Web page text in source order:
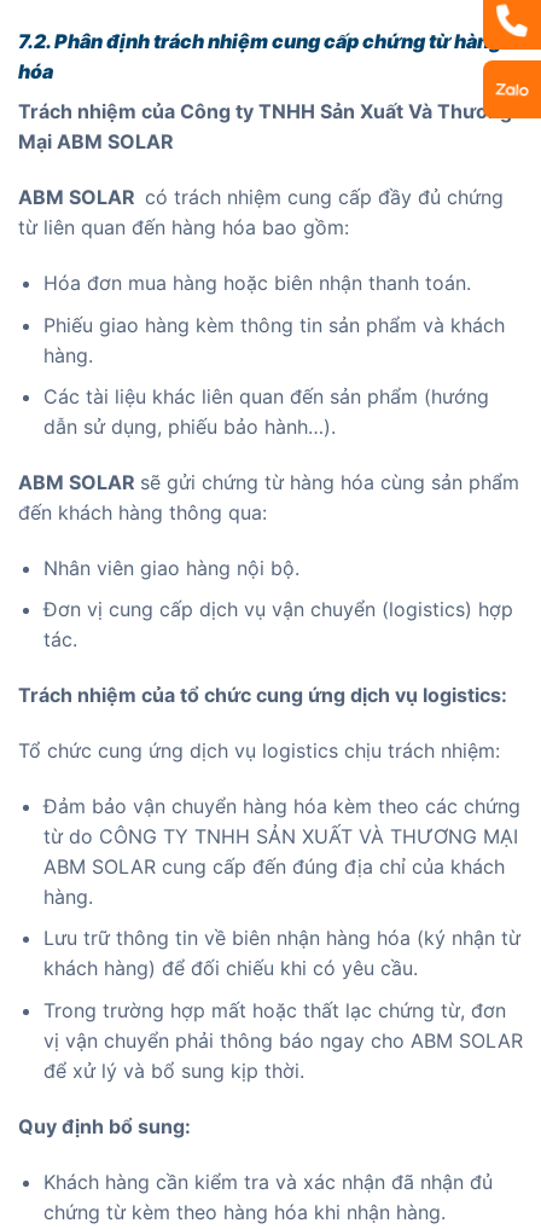
7.2. Phân định trách nhiệm cung cấp chứng từ hàng
hóa
Trách nhiệm của Công ty TNHH Sản Xuất Và Thương
Mại ABM SOLAR
ABM SOLAR có trách nhiệm cung cấp đầy đủ chứng
từ liên quan đến hàng hóa bao gồm:
Hóa đơn mua hàng hoặc biên nhận thanh toán.
Phiếu giao hàng kèm thông tin sản phẩm và khách
hàng.
Các tài liệu khác liên quan đến sản phẩm (hướng
dẫn sử dụng, phiếu bảo hành…).
ABM SOLAR sẽ gửi chứng từ hàng hóa cùng sản phẩm
đến khách hàng thông qua:
Nhân viên giao hàng nội bộ.
Đơn vị cung cấp dịch vụ vận chuyển (logistics) hợp
tác.
Trách nhiệm của tổ chức cung ứng dịch vụ logistics:
Tổ chức cung ứng dịch vụ logistics chịu trách nhiệm:
Đảm bảo vận chuyển hàng hóa kèm theo các chứng
từ do CÔNG TY TNHH SẢN XUẤT VÀ THƯƠNG MẠI
ABM SOLAR cung cấp đến đúng địa chỉ của khách
hàng.
Lưu trữ thông tin về biên nhận hàng hóa (ký nhận từ
khách hàng) để đối chiếu khi có yêu cầu.
Trong trường hợp mất hoặc thất lạc chứng từ, đơn
vị vận chuyển phải thông báo ngay cho ABM SOLAR
để xử lý và bổ sung kịp thời.
Quy định bổ sung:
Khách hàng cần kiểm tra và xác nhận đã nhận đủ
chứng từ kèm theo hàng hóa khi nhận hàng.